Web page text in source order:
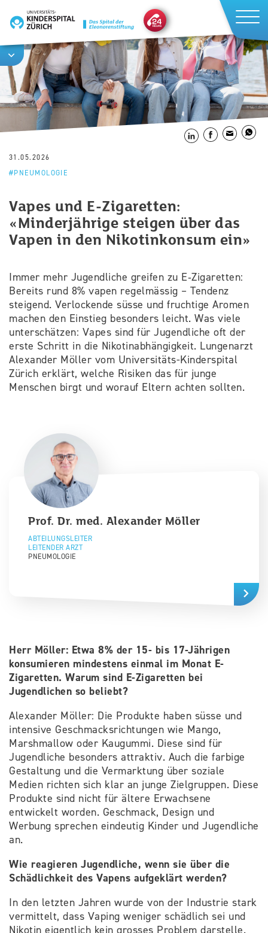
zum
Inhalt
31.05.2026
PNEUMOLOGIE
Vapes und E-Zigaretten:
«Minderjährige steigen über das
Vapen in den Nikotinkonsum ein»
Immer mehr Jugendliche greifen zu E‑Zigaretten:
Bereits rund 8% vapen regelmässig – Tendenz
steigend. Verlockende süsse und fruchtige Aromen
machen den Einstieg besonders leicht. Was viele
unterschätzen: Vapes sind für Jugendliche oft der
erste Schritt in die Nikotinabhängigkeit. Lungenarzt
Alexander Möller vom Universitäts-Kinderspital
Zürich erklärt, welche Risiken das für junge
Menschen birgt und worauf Eltern achten sollten.
Prof. Dr. med. Alexander Möller
ABTEILUNGSLEITER
LEITENDER ARZT
PNEUMOLOGIE
Herr Möller: Etwa 8% der 15- bis 17-Jährigen
konsumieren mindestens einmal im Monat E-
Zigaretten. Warum sind E-Zigaretten bei
Jugendlichen so beliebt?
Alexander Möller: Die Produkte haben süsse und
intensive Geschmacksrichtungen wie Mango,
Marshmallow oder Kaugummi. Diese sind für
Jugendliche besonders attraktiv. Auch die farbige
Gestaltung und die Vermarktung über soziale
Medien richten sich klar an junge Zielgruppen. Diese
Produkte sind nicht für ältere Erwachsene
entwickelt worden. Geschmack, Design und
Werbung sprechen eindeutig Kinder und Jugendliche
an.
Wie reagieren Jugendliche, wenn sie über die
Schädlichkeit des Vapens aufgeklärt werden?
In den letzten Jahren wurde von der Industrie stark
vermittelt, dass Vaping weniger schädlich sei und
Nikotin eigentlich kein grosses Problem darstelle.